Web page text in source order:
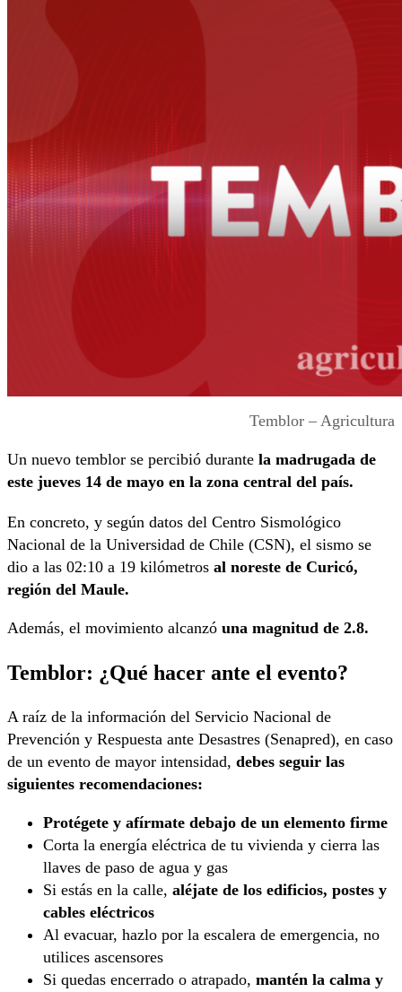
Temblor – Agricultura
Un nuevo temblor se percibió durante la madrugada de
este jueves 14 de mayo en la zona central del país.
En concreto, y según datos del Centro Sismológico
Nacional de la Universidad de Chile (CSN), el sismo se
dio a las 02:10 a 19 kilómetros al noreste de Curicó,
región del Maule.
Además, el movimiento alcanzó una magnitud de 2.8.
Temblor: ¿Qué hacer ante el evento?
A raíz de la información del Servicio Nacional de
Prevención y Respuesta ante Desastres (Senapred), en caso
de un evento de mayor intensidad, debes seguir las
siguientes recomendaciones:
Protégete y afírmate debajo de un elemento firme
Corta la energía eléctrica de tu vivienda y cierra las
llaves de paso de agua y gas
Si estás en la calle, aléjate de los edificios, postes y
cables eléctricos
Al evacuar, hazlo por la escalera de emergencia, no
utilices ascensores
Si quedas encerrado o atrapado, mantén la calma y